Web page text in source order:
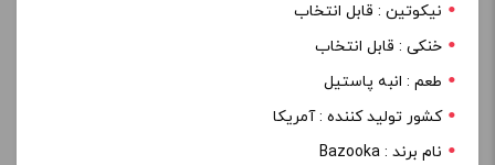
نیکوتین : قابل انتخاب
خنکی : قابل انتخاب
طعم : انبه پاستیل
کشور تولید کننده : آمریکا
نام برند : Bazooka